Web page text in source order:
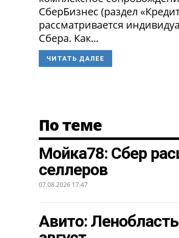
СберБизнес (раздел
рассматривается
Сбера. Как...
ЧИТАТЬ ДАЛЕЕ
По теме
Мойка78: Сбер
селлеров
07.08.2026 17:47
Авито: